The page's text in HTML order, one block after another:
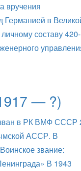
вручения
в
составу
— ?)
в РК ВМФ СССР
АССР. В
звание:
В 1943